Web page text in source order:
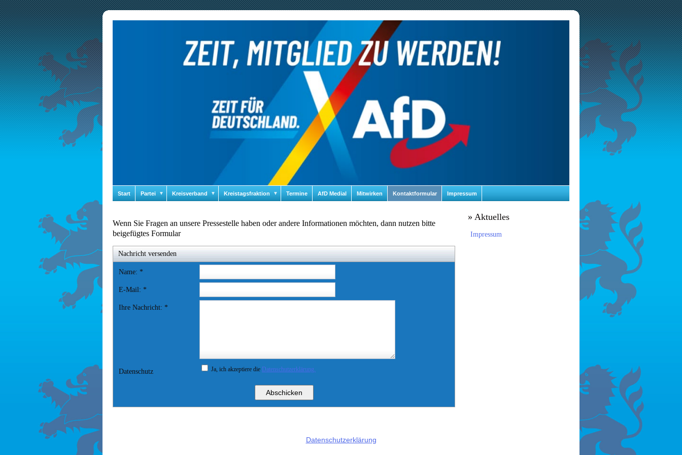
Start Partei▼ Kreisverband▼ Kreistagsfraktion▼ Termine AfD Medial Mitwirken Kontaktformular Impressum
» Aktuelles
Impressum
Wenn Sie Fragen an unsere Pressestelle haben oder andere Informationen möchten, dann nutzen bitte
beigefügtes Formular
Nachricht versenden
Name: *
E-Mail: *
Ihre Nachricht: *
Datenschutz Ja, ich akzeptiere die Datenschutzerklärung.
Datenschutzerklärung